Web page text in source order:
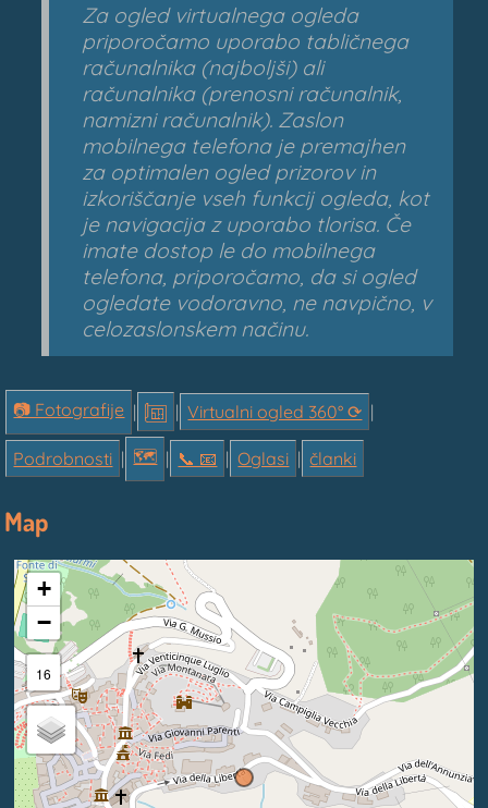
Za ogled virtualnega ogleda
priporočamo uporabo tabličnega
računalnika (najboljši) ali
računalnika (prenosni računalnik,
namizni računalnik). Zaslon
mobilnega telefona je premajhen
za optimalen ogled prizorov in
izkoriščanje vseh funkcij ogleda, kot
je navigacija z uporabo tlorisa. Če
imate dostop le do mobilnega
telefona, priporočamo, da si ogled
ogledate vodoravno, ne navpično, v
celozaslonskem načinu.
📷 Fotografije | | Virtualni ogled 360° ⟳ |
Podrobnosti | 🗺 | 📞︎ 📧 | Oglasi | članki
Map
+
−
16